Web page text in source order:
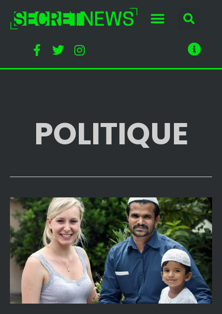
POLITIQUE
Marion
Le
Pen
:
« J’arrête
la
politique
m’installer